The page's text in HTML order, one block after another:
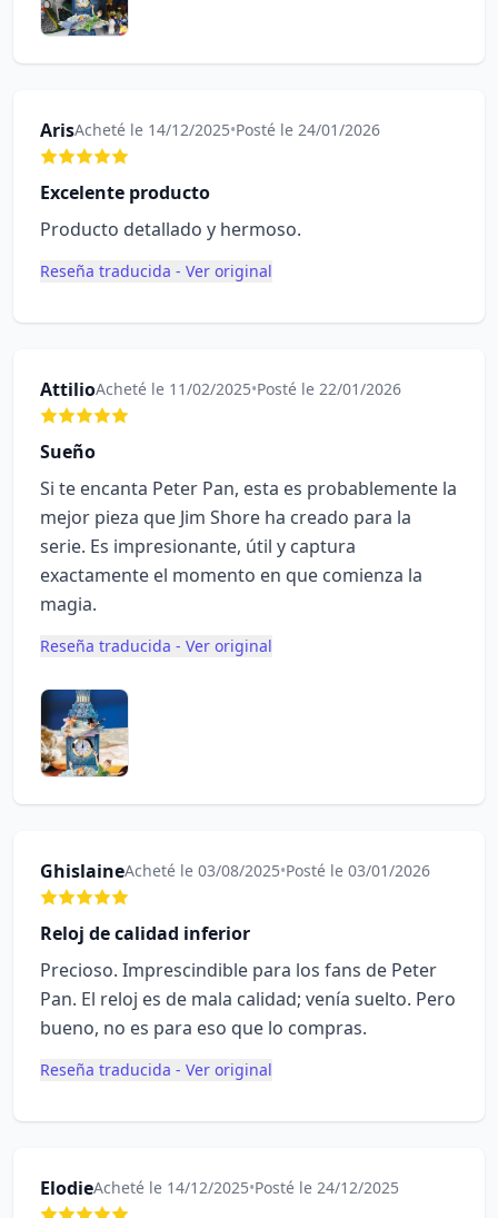
ArisAcheté le 14/12/2025•Posté le 24/01/2026
Excelente producto
Producto detallado y hermoso.
Reseña traducida - Ver original
AttilioAcheté le 11/02/2025•Posté le 22/01/2026
Sueño
Si te encanta Peter Pan, esta es probablemente la
mejor pieza que Jim Shore ha creado para la
serie. Es impresionante, útil y captura
exactamente el momento en que comienza la
magia.
Reseña traducida - Ver original
GhislaineAcheté le 03/08/2025•Posté le 03/01/2026
Reloj de calidad inferior
Precioso. Imprescindible para los fans de Peter
Pan. El reloj es de mala calidad; venía suelto. Pero
bueno, no es para eso que lo compras.
Reseña traducida - Ver original
ElodieAcheté le 14/12/2025•Posté le 24/12/2025